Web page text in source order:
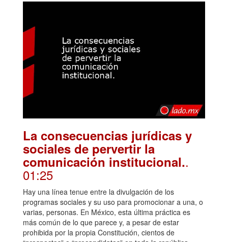
La consecuencias jurídicas y
sociales de pervertir la
comunicación institucional..
01:25
Hay una línea tenue entre la divulgación de los
programas sociales y su uso para promocionar a una, o
varias, personas. En México, esta última práctica es
más común de lo que parece y, a pesar de estar
prohibida por la propia Constitución, cientos de